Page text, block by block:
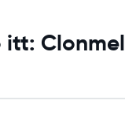
itt: Clonmel